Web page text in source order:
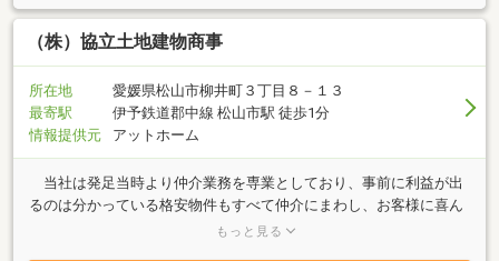
（株）協立土地建物商事
所在地
愛媛県松山市柳井町３丁目８－１３
最寄駅
伊予鉄道郡中線 松山市駅 徒歩1分
情報提供元
アットホーム
当社は発足当時より仲介業務を専業としており、事前に利益が出
るのは分かっている格安物件もすべて仲介にまわし、お客様に喜ん
でもらっています。不動産に関する事なら専門スタッフが親切・丁
もっと見る